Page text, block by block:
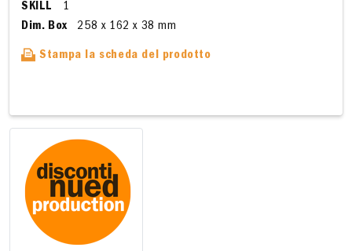
SKILL
1
Dim. Box
258 x 162 x 38 mm
Stampa la scheda del prodotto